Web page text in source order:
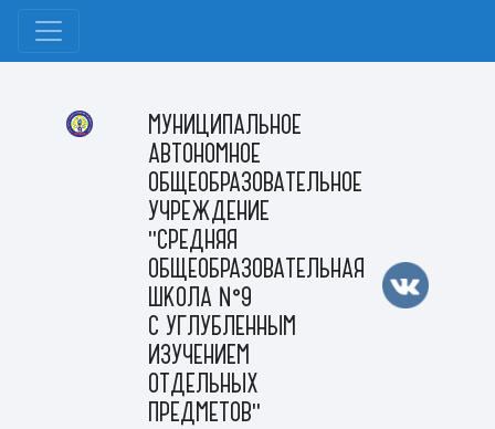
МУНИЦИПАЛЬНОЕ
АВТОНОМНОЕ
ОБЩЕОБРАЗОВАТЕЛЬНОЕ
УЧРЕЖДЕНИЕ
"СРЕДНЯЯ
ОБЩЕОБРАЗОВАТЕЛЬНАЯ
ШКОЛА №9
С УГЛУБЛЕННЫМ
ИЗУЧЕНИЕМ
ОТДЕЛЬНЫХ
ПРЕДМЕТОВ"